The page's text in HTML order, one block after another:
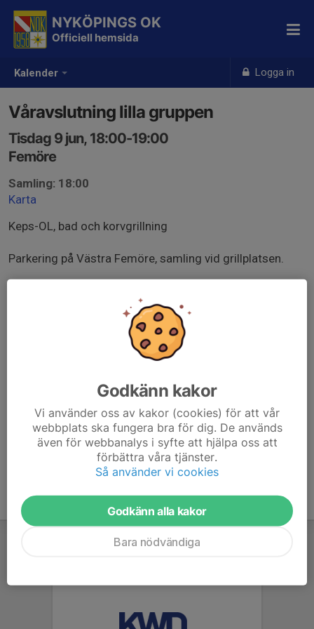
Kalender Logga in
NYKÖPINGS OK
Officiell hemsida
Våravslutning lilla gruppen
Tisdag 9 jun, 18:00-19:00
Femöre
Samling: 18:00
Karta
Keps-OL, bad och korvgrillning
Parkering på Västra Femöre, samling vid grillplatsen.
kontroll samt badkläder.
Anmäl gärna närvaro och bana i förväg, så vi vet hur
många kartor och korvar som går åt. Meddela också om
Godkänn kakor
Vi använder oss av kakor (cookies) för att vår
webbplats ska fungera bra för dig. De används
även för webbanalys i syfte att hjälpa oss att
förbättra våra tjänster.
Så använder vi cookies
Godkänn alla kakor
Bara nödvändiga